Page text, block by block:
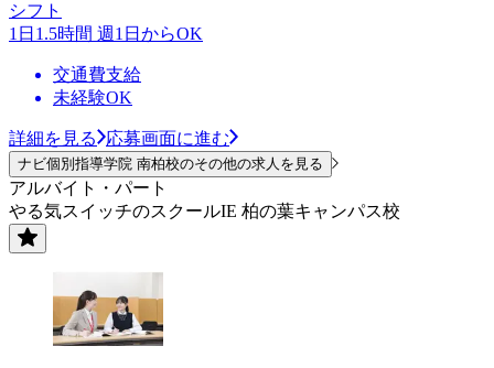
シフト
1日1.5時間 週1日からOK
交通費支給
未経験OK
詳細を見る 応募画面に進む
ナビ個別指導学院 南柏校のその他の求人を見る
アルバイト・パート
やる気スイッチのスクールIE 柏の葉キャンパス校